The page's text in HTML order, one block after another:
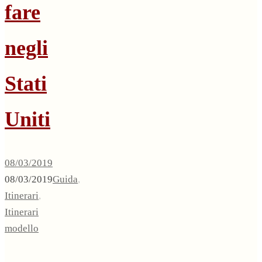
fare
negli
Stati
Uniti
08/03/2019
08/03/2019Guida,
Itinerari,
Itinerari
modello